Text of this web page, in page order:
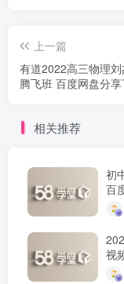
上一篇
有道2022高三物理
腾飞班 百度网盘分
相关推荐
初
百
视